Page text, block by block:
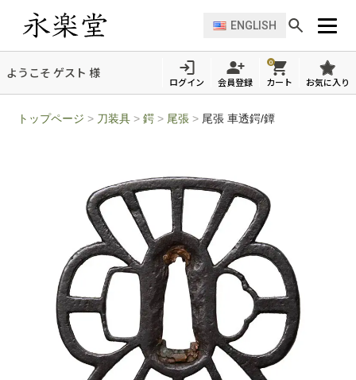
ENGLISH
ようこそ ゲスト 様
ログイン 会員登録
0
カート お気に入り
トップページ > 刀装具 >鍔 > 尾張 > 尾張 車透鍔/鐔